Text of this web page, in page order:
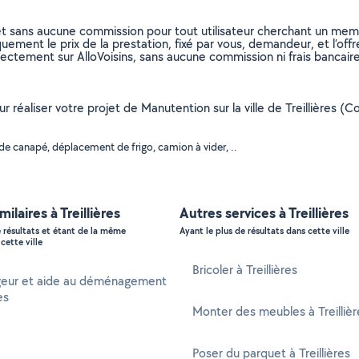
aucune commission pour tout utilisateur cherchant un
le prix de la prestation, fixé par vous, demandeur, et
sur AlloVoisins, sans aucune commission ni frais
réaliser votre projet de Manutention sur la ville de Treillières
canapé, déplacement de frigo, camion à vider, ..
à Treillières
résultats et étant de la même
ville
et aide au déménagement
Autres services à Treillières
Ayant le plus de résultats dans cette ville
Bricoler à Treillières
Monter des meubles à
Poser du parquet à Treillières